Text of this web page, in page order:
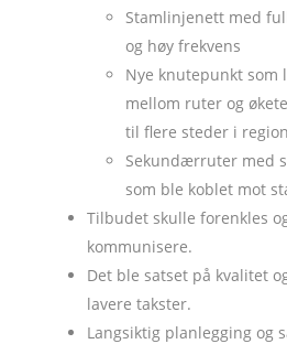
Stamlinjenett med
og høy frekvens
Nye knutepunkt som
mellom ruter og
til flere steder i
Sekundærruter med
som ble koblet mot
Tilbudet skulle forenkles
kommunisere.
Det ble satset på kvalitet
lavere takster.
Langsiktig planlegging og